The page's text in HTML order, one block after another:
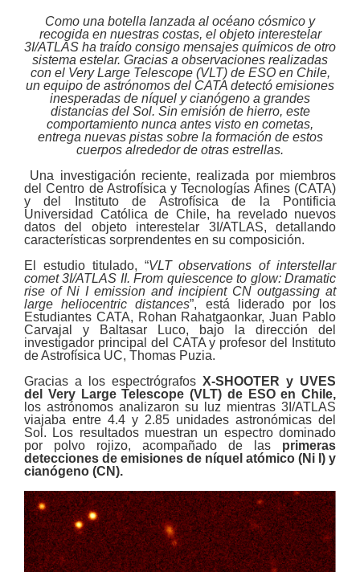
Como una botella lanzada al océano cósmico y
recogida en nuestras costas, el objeto interestelar
3I/ATLAS ha traído consigo mensajes químicos de otro
sistema estelar. Gracias a observaciones realizadas
con el Very Large Telescope (VLT) de ESO en Chile,
un equipo de astrónomos del CATA detectó emisiones
inesperadas de níquel y cianógeno a grandes
distancias del Sol. Sin emisión de hierro, este
comportamiento nunca antes visto en cometas,
entrega nuevas pistas sobre la formación de estos
cuerpos alrededor de otras estrellas.
Una investigación reciente, realizada por miembros
del Centro de Astrofísica y Tecnologías Afines (CATA)
y del Instituto de Astrofísica de la Pontificia
Universidad Católica de Chile, ha revelado nuevos
datos del objeto interestelar 3I/ATLAS, detallando
características sorprendentes en su composición.
El estudio titulado, “VLT observations of interstellar
comet 3I/ATLAS II.From quiescence to glow: Dramatic
rise of Ni I emission and incipient CN outgassing at
large heliocentric distances”, está liderado por los
Estudiantes CATA, Rohan Rahatgaonkar, Juan Pablo
Carvajal y Baltasar Luco, bajo la dirección del
investigador principal del CATA y profesor del Instituto
de Astrofísica UC, Thomas Puzia.
Gracias a los espectrógrafos X-SHOOTER y UVES
del Very Large Telescope (VLT) de ESO en Chile,
los astrónomos analizaron su luz mientras 3I/ATLAS
viajaba entre 4.4 y 2.85 unidades astronómicas del
Sol. Los resultados muestran un espectro dominado
por polvo rojizo, acompañado de las primeras
detecciones de emisiones de níquel atómico (Ni I) y
cianógeno (CN).